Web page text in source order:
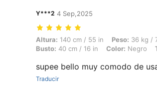
Y***2 4 Sep,2025
Altura: 140 cm / 55 in, Peso: 36 kg / 79 lbs,
Altura: 140 cm / 55 in Peso: 36 kg /
Busto: 40 cm / 16 in Color: Negro
supee bello muy comodo de
Traducir